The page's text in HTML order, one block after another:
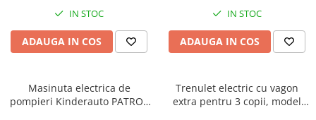
IN STOC
ADAUGA IN COS
IN STOC
ADAUGA IN COS
Masinuta electrica de
pompieri Kinderauto PATROL
Trenulet electric cu vagon
extra pentru 3 copii, model